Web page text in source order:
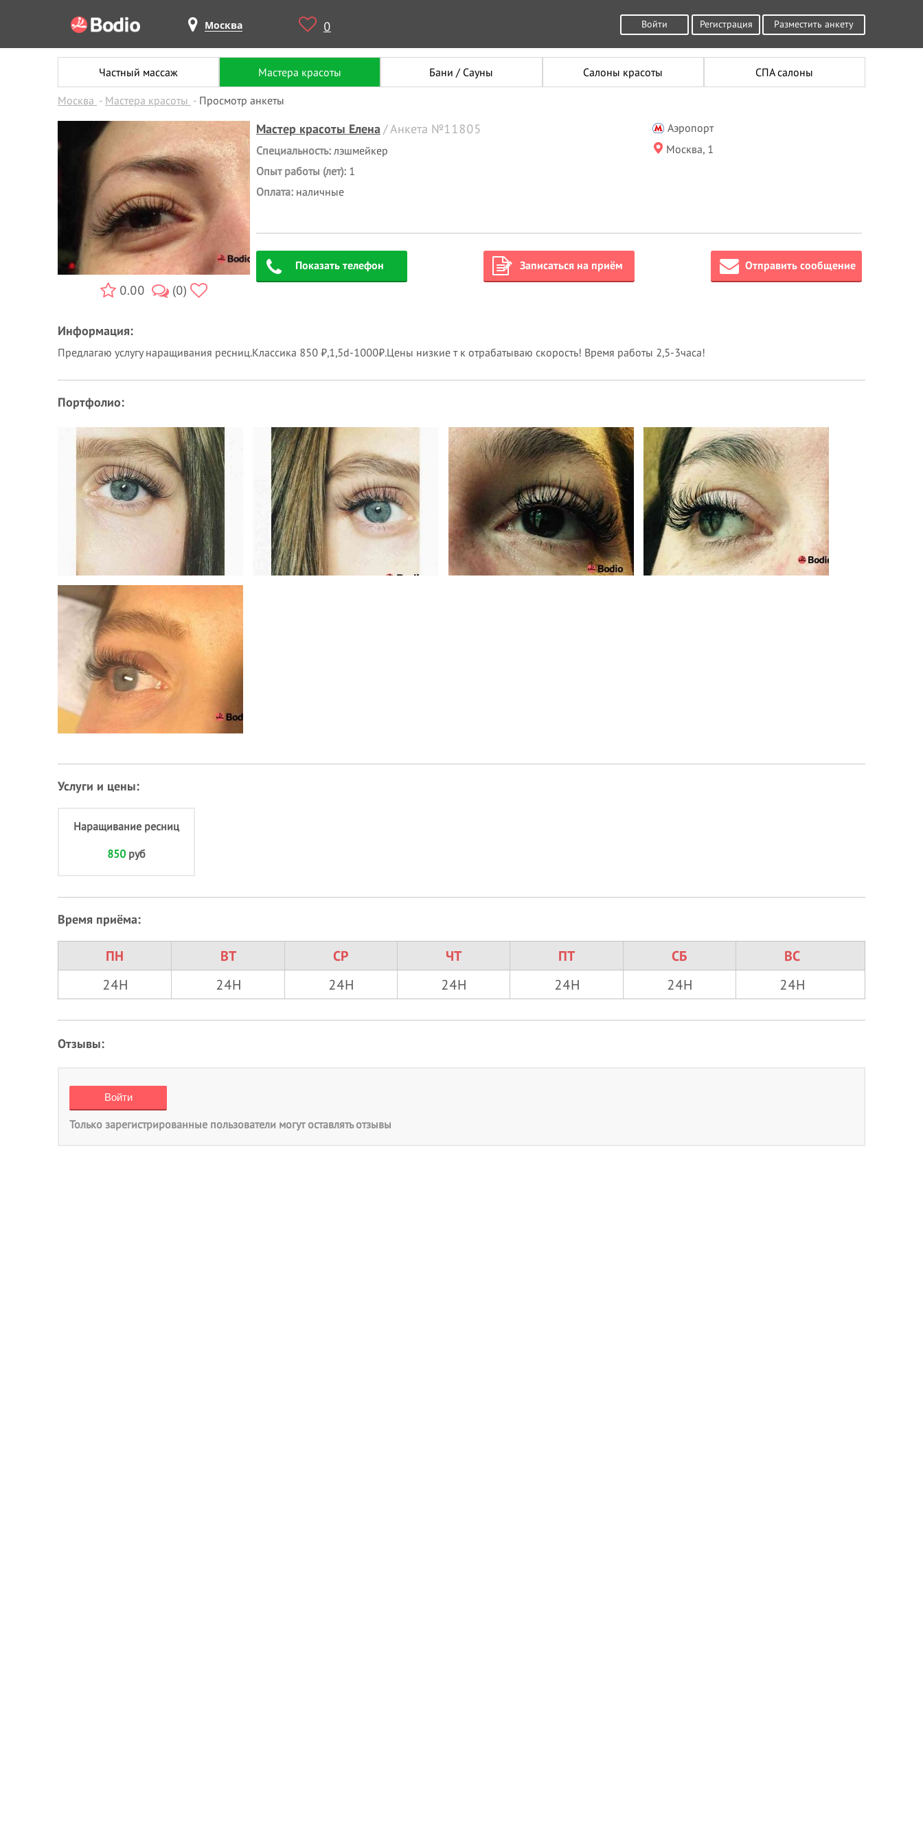
Москва 0 Разместить анкету
Войти Регистрация
Частный массаж Мастера красоты Бани / Сауны Салоны красоты СПА салоны
Москва Мастера красоты Просмотр анкеты
0.00 (0)
Мастер красоты Елена / Анкета №11805
Специальность: лэшмейкер
Опыт работы (лет): 1
Оплата: наличные
Аэропорт
Москва, 1
Показать телефон Записаться на приём Отправить сообщение
Информация:
Предлагаю услугу наращивания ресниц.Классика 850 ₽,1,5d-1000₽.Цены низкие т к отрабатываю скорость! Время работы 2,5-3часа!
Портфолио:
Услуги и цены:
Наращивание ресниц
850 руб
Время приёма:
ПН ВТ СР ЧТ ПТ СБ
ВС
24H
24H 24H 24H 24H 24H 24H
Отзывы:
Только зарегистрированные пользователи могут оставлять отзывы